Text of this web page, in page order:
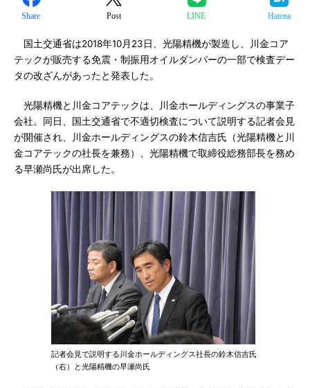
Share Post LINE Hatena
国土交通省は2018年10月23日、光陽精機が製造し、川金コア
テックが販売する免震・制振用オイルダンパーの一部で検査デー
タの改ざんがあったと発表した。
光陽精機と川金コアテックは、川金ホールディングスの事業子
会社。同日、国土交通省で不適切検査について説明する記者会見
が開催され、川金ホールディングスの鈴木信吉氏（光陽精機と川
金コアテックの社長を兼務）、光陽精機で取締役総務部長を務め
る早瀬尚氏が出席した。
記者会見で説明する川金ホールディングス社長の鈴木信吉氏
（右）と光陽精機の早瀬尚氏